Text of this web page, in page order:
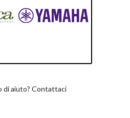
di aiuto? Contattaci